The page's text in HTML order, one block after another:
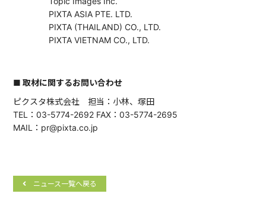
PIXTA ASIA PTE. LTD.
PIXTA (THAILAND) CO., LTD.
PIXTA VIETNAM CO., LTD.
■ 取材に関するお問い合わせ
ピクスタ株式会社 担当：小林、塚田
TEL：03-5774-2692 FAX：03-5774-2695
MAIL：pr@pixta.co.jp
ニュース一覧へ戻る